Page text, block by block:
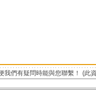
我們有疑問時能與您聯繫！ (此